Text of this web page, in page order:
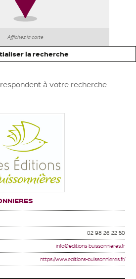
Affichez la carte
la recherche
à votre recherche
02 98 26 22 50
info@editions-buissonnieres.fr
https://www.editions-buissonnieres.fr/